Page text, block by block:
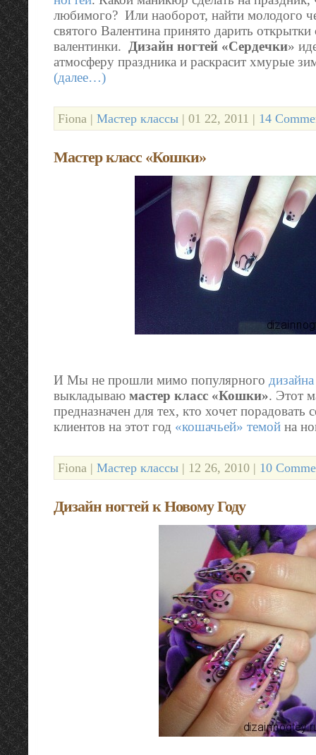
любимого? Или наоборот, найти молодого
святого Валентина принято дарить открытки
валентинки. Дизайн ногтей «Сердечки»
атмосферу праздника и раскрасит хмурые
(далее…)
Fiona | Мастер классы | 01 22, 2011 | 14
Мастер класс «Кошки»
И Мы не прошли мимо популярного
выкладываю мастер класс «Кошки». Этот
предназначен для тех, кто хочет порадовать
клиентов на этот год «кошачьей» темой на
Fiona | Мастер классы | 12 26, 2010 | 10
Дизайн ногтей к Новому Году